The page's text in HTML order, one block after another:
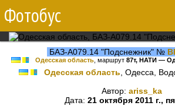
Фотобус
БАЗ-А079.14 "Подснежник" №
Одесская область , маршрут 87т, НАТИ —
Одесская область , Одесса,
Автор: ariss_ka
Дата: 21 октября 2011 г.,